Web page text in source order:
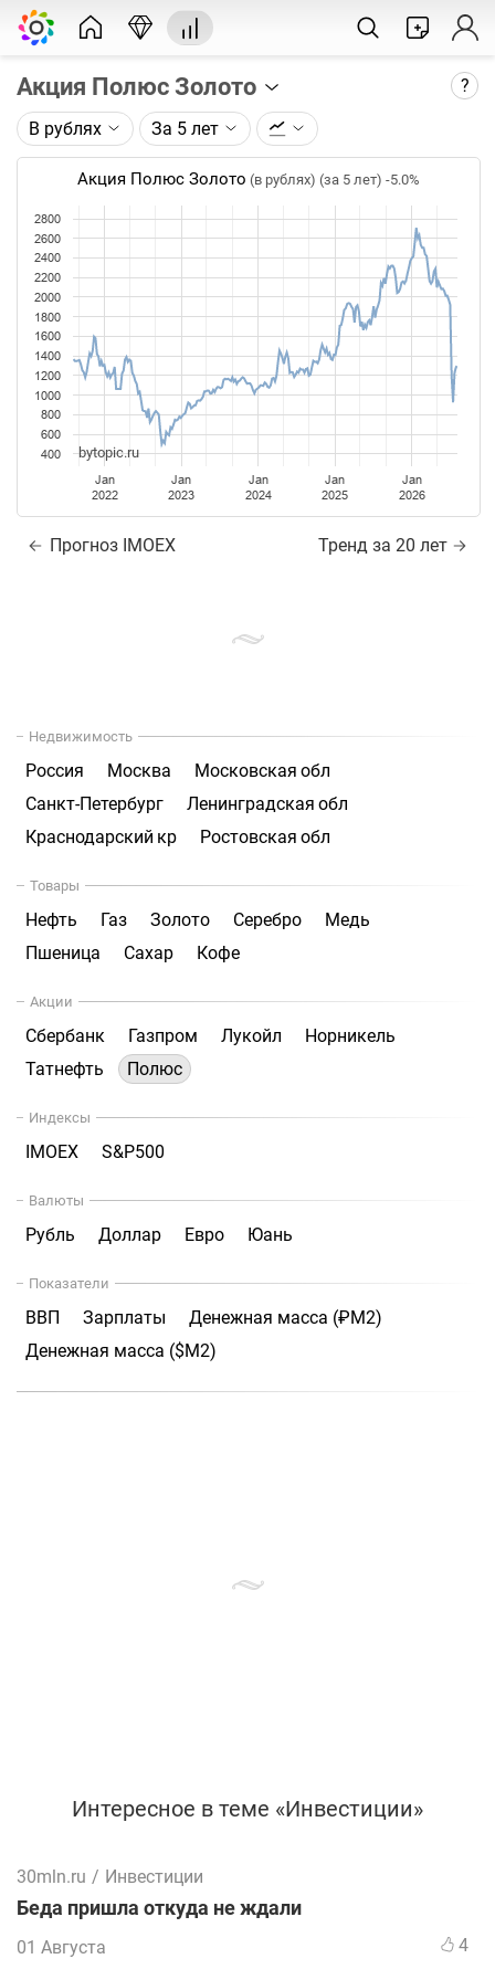
Акция Полюс Золото ?
Описание графика:
Цена акции ПАО Полюс (PLZL), торгуемой на
Московской бирже. Цены до сплита (1:10)
(27.03.2025) приведены к ценам после сплита.
Каждая точка на графике - цена закрытия дня,
недели или месяца. Оптимальный таймфрейм
(день, неделя, месяц) подбирается автоматически
при изменении глубины графика.
Данные добавляются ежедневно.
В рублях За 5 лет
Акция Полюс Золото (в рублях) (за 5 лет) -5.0%
Jan
2022
Jan
2023
Jan
2024
Jan
2025
Jan
2026
400
600
800
1000
1200
1400
1600
1800
2000
2200
2400
2600
2800
bytopic.ru
Прогноз IMOEX Тренд за 20 лет
Недвижимость
Россия Москва
Московская обл
Санкт-Петербург
Ленинградская обл
Краснодарский кр
Ростовская обл
Товары
Нефть Газ Золото Серебро
Медь
Пшеница
Сахар Кофе
Акции
Сбербанк Газпром Лукойл
Норникель
Татнефть
Полюс
Индексы
IMOEX S&P500
Валюты
Рубль Доллар Евро Юань
Показатели
ВВП Зарплаты
Денежная масса (₽М2)
Денежная масса ($М2)
Интересное в теме «Инвестиции»
30mln.ru / Инвестиции
Беда пришла откуда не ждали
01 Августа 4